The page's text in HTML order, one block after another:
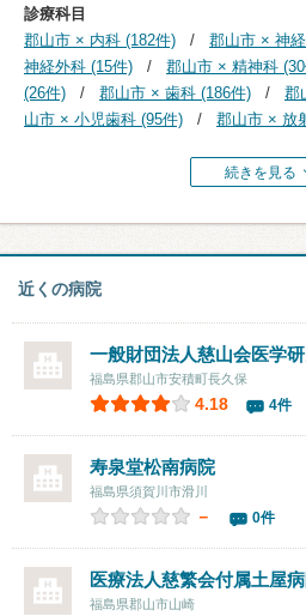
診療科目
郡山市 × 内科 (182件)
郡山市 × 神
神経外科 (15件)
郡山市 × 精神科
(26件)
郡山市 × 歯科 (186件) 郡
山市 × 小児歯科 (95件)
郡山市 × 放
続きを見る
近くの病院
一般財団法人慈山会医学
福島県郡山市安積町長久保
4.18 4件
寿泉堂松南病院
福島県須賀川市滑川
－ 0件
医療法人慈繁会付属土屋
福島県郡山市山崎